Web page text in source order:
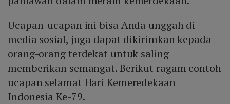
Ucapan-ucapan ini bisa Anda unggah di
media sosial, juga dapat dikirimkan kepada
orang-orang terdekat untuk saling
memberikan semangat. Berikut ragam contoh
ucapan selamat Hari Kemeredekaan
Indonesia Ke-79.